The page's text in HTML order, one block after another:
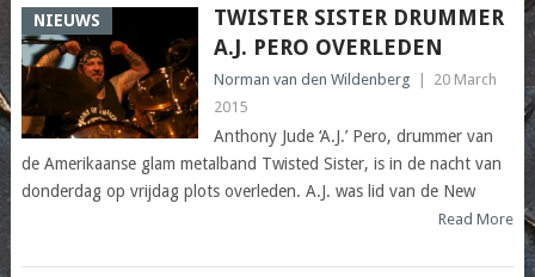
NIEUWS
TWISTER SISTER DRUMMER
A.J. PERO OVERLEDEN
Norman van den Wildenberg
20 March
2015
Anthony Jude ‘A.J.’ Pero, drummer van
de Amerikaanse glam metalband Twisted Sister, is in de nacht van
donderdag op vrijdag plots overleden. A.J. was lid van de New
Read More